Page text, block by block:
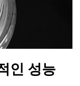
인 성능